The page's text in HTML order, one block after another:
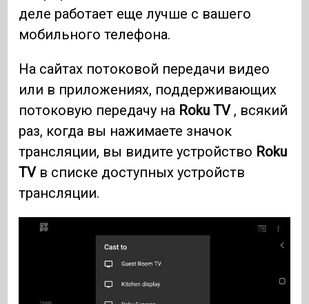
деле работает еще лучше с вашего
мобильного телефона.
На сайтах потоковой передачи видео
или в приложениях, поддерживающих
потоковую передачу на Roku TV, всякий
раз, когда вы нажимаете значок
трансляции, вы видите устройство Roku
TVв списке доступных устройств
трансляции.